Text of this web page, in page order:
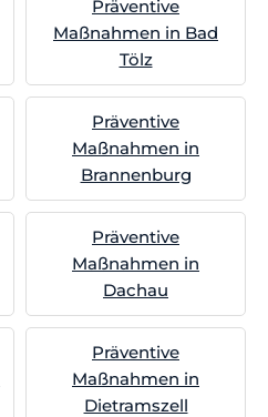
Präventive
Maßnahmen in Bad
Tölz
Präventive
Maßnahmen in
Brannenburg
Präventive
Maßnahmen in
Dachau
Präventive
Maßnahmen in
Dietramszell